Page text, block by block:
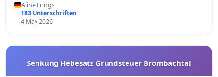
Aline Frings
183 Unterschriften
4 May 2026
Senkung Hebesatz Grundsteuer Brombachtal